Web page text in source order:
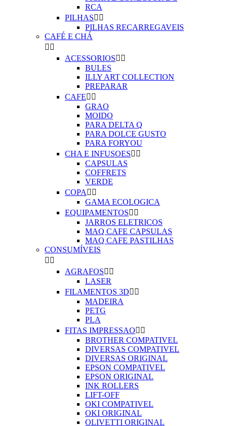
RCA
PILHAS 
PILHAS RECARREGAVEIS
CAFÉ E CHÁ
 
ACESSORIOS 
BULES
ILLY ART COLLECTION
PREPARAR
CAFE 
GRAO
MOIDO
PARA DELTA Q
PARA DOLCE GUSTO
PARA FORYOU
CHA E INFUSOES 
CAPSULAS
COFFRETS
VERDE
COPA  
GAMA ECOLOGICA
EQUIPAMENTOS 
JARROS ELETRICOS
MAQ CAFE CAPSULAS
MAQ CAFE PASTILHAS
CONSUMÍVEIS
 
AGRAFOS 
LASER
FILAMENTOS 3D 
MADEIRA
PETG
PLA
FITAS IMPRESSAO 
BROTHER COMPATIVEL
DIVERSAS COMPATIVEL
DIVERSAS ORIGINAL
EPSON COMPATIVEL
EPSON ORIGINAL
INK ROLLERS
LIFT-OFF
OKI COMPATIVEL
OKI ORIGINAL
OLIVETTI ORIGINAL